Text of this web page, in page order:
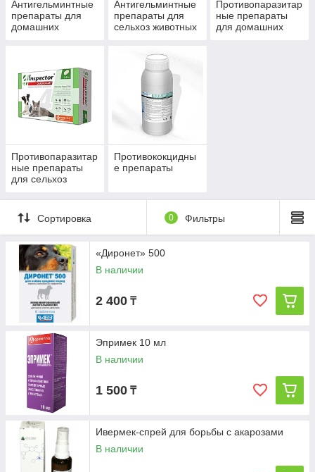
Антигельминтные
препараты для
домашних
Антигельминтные
препараты для
сельхоз животных
Противопаразитар
ные препараты
для домашних
Противопаразитар
ные препараты
для сельхоз
Противококцидны
е препараты
Сортировка 0 Фильтры
«Диронет» 500
В наличии
2 400 ₸
Эпримек 10 мл
В наличии
1 500 ₸
Ивермек-спрей для борьбы с акарозами
В наличии